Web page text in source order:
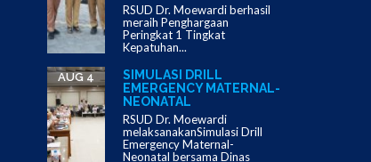
RSUD Dr. Moewardi berhasil
meraih Penghargaan
Peringkat 1 Tingkat
Kepatuhan...
SIMULASI DRILL
EMERGENCY MATERNAL-
NEONATAL
AUG 4
RSUD Dr. Moewardi
melaksanakanSimulasi Drill
Emergency Maternal-
Neonatal bersama Dinas